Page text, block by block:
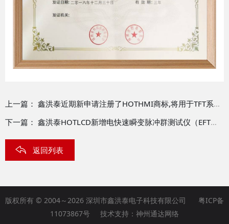
上一篇： 鑫洪泰近期新申请注册了HOTHMI商标,将用于TFT系列产品和人机界面产品的推广
下一篇： 鑫洪泰HOTLCD新增电快速瞬变脉冲群测试仪（EFT），可靠性测试的好帮手。
返回列表
版权所有 © 2004～2026 深圳市鑫洪泰电子科技有限公司 粤ICP备
11073867号 技术支持： 神州通达网络